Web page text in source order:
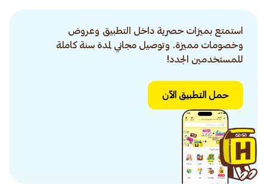
استمتع بميزات حصرية داخل التطبيق وعروض
وخصومات مميزة. وتوصيل مجاني لمدة سنة كاملة
للمستخدمين الجدد!
حمل التطبيق الآن